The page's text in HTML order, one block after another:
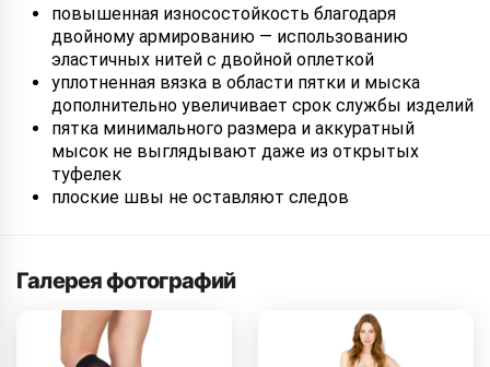
повышенная износостойкость благодаря
двойному армированию — использованию
эластичных нитей с двойной оплеткой
уплотненная вязка в области пятки и мыска
дополнительно увеличивает срок службы изделий
пятка минимального размера и аккуратный
мысок не выглядывают даже из открытых
туфелек
плоские швы не оставляют следов
Галерея фотографий